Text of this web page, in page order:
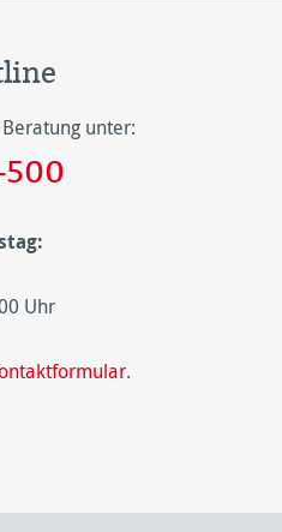
unter:
500
Uhr
.